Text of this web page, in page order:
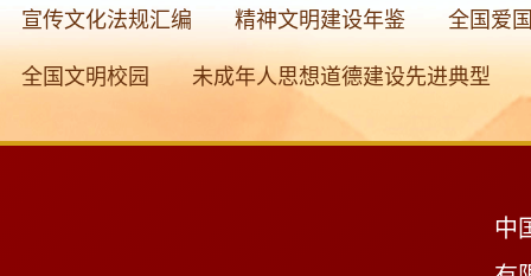
宣传文化法规汇编 精神文明建设年鉴 全国爱
全国文明校园 未成年人思想道德建设先进典型
中